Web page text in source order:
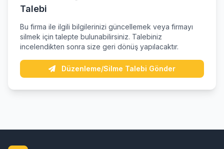
Talebi
Bu firma ile ilgili bilgilerinizi güncellemek veya firmayı
silmek için talepte bulunabilirsiniz. Talebiniz
incelendikten sonra size geri dönüş yapılacaktır.
Düzenleme/Silme Talebi Gönder